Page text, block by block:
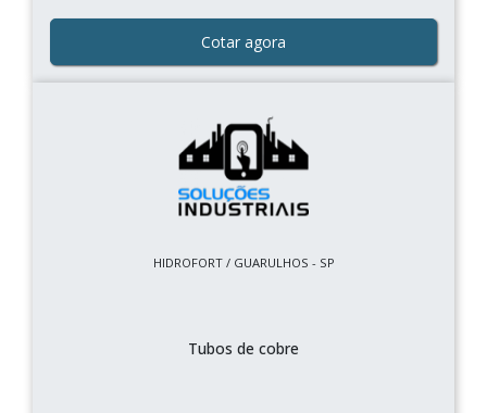
Cotar agora
HIDROFORT / GUARULHOS - SP
Tubos de cobre